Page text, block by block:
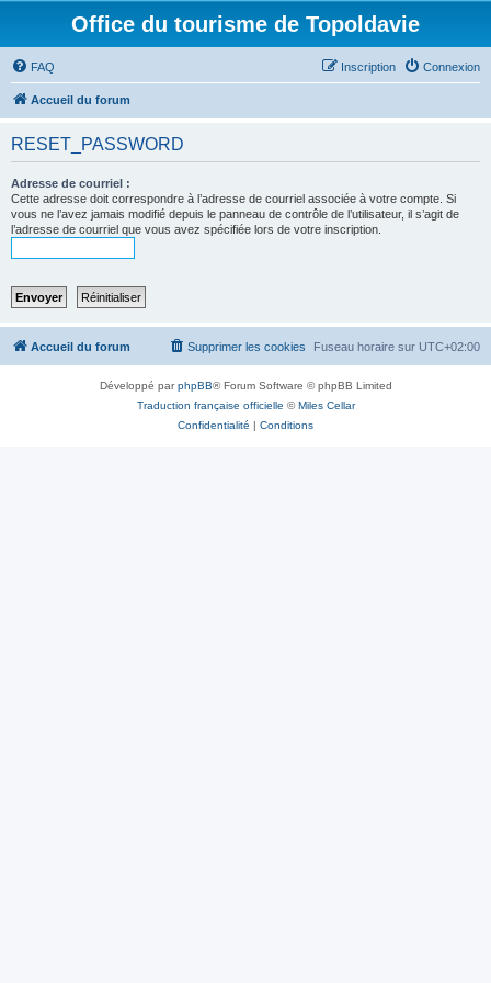
Office du tourisme de Topoldavie
FAQ Connexion
Inscription
Accueil du forum
RESET_PASSWORD
Adresse de courriel :
Cette adresse doit correspondre à l’adresse de courriel associée à votre compte. Si
vous ne l’avez jamais modifié depuis le panneau de contrôle de l’utilisateur, il s’agit de
l’adresse de courriel que vous avez spécifiée lors de votre inscription.
Accueil du forum Fuseau horaire sur UTC+02:00
Supprimer les cookies
Développé parphpBB® Forum Software © phpBB Limited
Traduction française officielle ©Miles Cellar
Confidentialité | Conditions